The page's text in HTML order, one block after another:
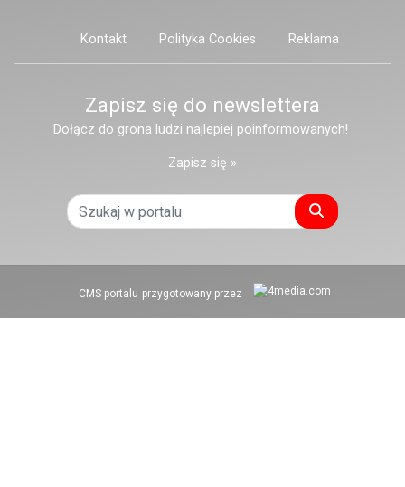
Kontakt Polityka Cookies Reklama
Zapisz się do newslettera
Dołącz do grona ludzi najlepiej poinformowanych!
Zapisz się »
Szukaj
CMS portalu przygotowany przez